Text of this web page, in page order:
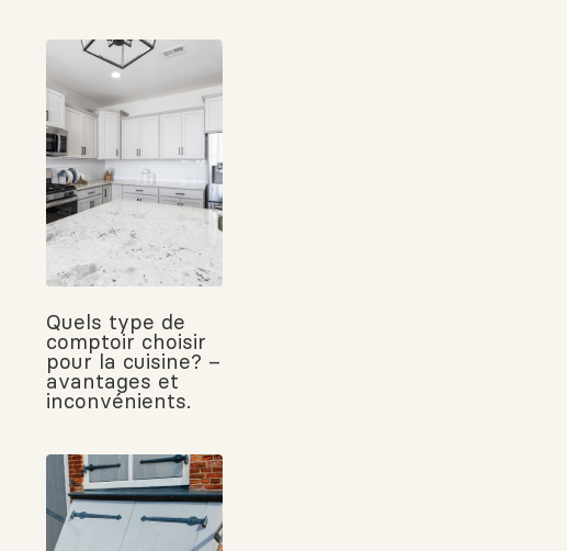
Quels type de
comptoir choisir
pour la cuisine? –
avantages et
inconvénients.